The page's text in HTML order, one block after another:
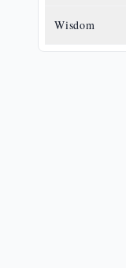
Wisdom